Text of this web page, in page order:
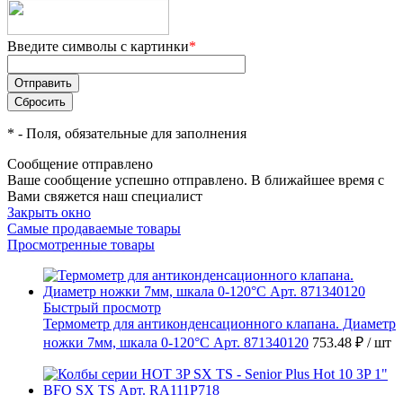
Введите символы с картинки*
* - Поля, обязательные для заполнения
Сообщение отправлено
Ваше сообщение успешно отправлено. В ближайшее время с
Вами свяжется наш специалист
Закрыть окно
Самые продаваемые товары
Просмотренные товары
Быстрый просмотр
Термометр для антиконденсационного клапана. Диаметр
ножки 7мм, шкала 0-120°C Арт. 871340120 753.48 ₽ / шт